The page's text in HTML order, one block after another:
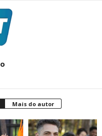
Mais do autor